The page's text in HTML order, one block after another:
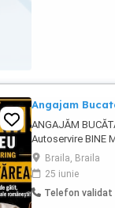
Angajam
ANGAJĂM
Autoservire BINE
bucătar cu
mâncării
principală:
pomeni Mâncare
Braila, Braila
25 iunie
Telefon validat